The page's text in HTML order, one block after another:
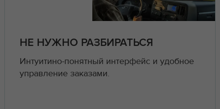
НЕ НУЖНО РАЗБИРАТЬСЯ
Интуитино-понятный интерфейс и удобное
управление заказами.